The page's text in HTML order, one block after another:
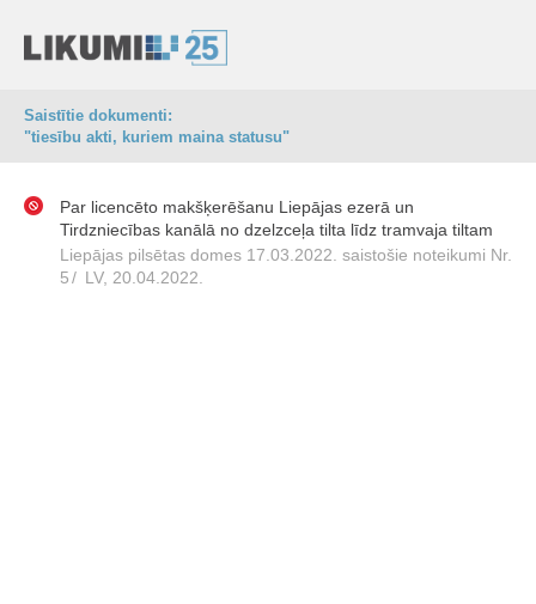
Saistītie dokumenti:
"tiesību akti, kuriem maina statusu"
Par licencēto makšķerēšanu Liepājas ezerā un
Tirdzniecības kanālā no dzelzceļa tilta līdz tramvaja tiltam
Liepājas pilsētas domes 17.03.2022. saistošie noteikumi Nr.
5/ LV, 20.04.2022.